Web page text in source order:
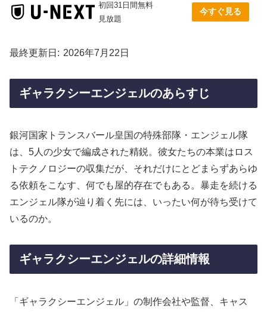
初回31日間無料
見放題
今すぐ見る
最終更新日 2026年7月22日
ギャラクシーエンジェルのあらすじ
銀河国家トランスバール皇国の特殊部隊・エンジェル隊
は、5人の少女で編成された精鋭。彼女たちの本業はロス
トテクノロジーの収集だが、それだけにとどまらずあらゆ
る依頼をこなす、何でも屋的存在でもある。暴走を続ける
エンジェル隊が辿り着く先には、いったい何が待ち受けて
いるのか。
ギャラクシーエンジェルの詳細情報
「ギャラクシーエンジェル」の制作会社や監督、キャス